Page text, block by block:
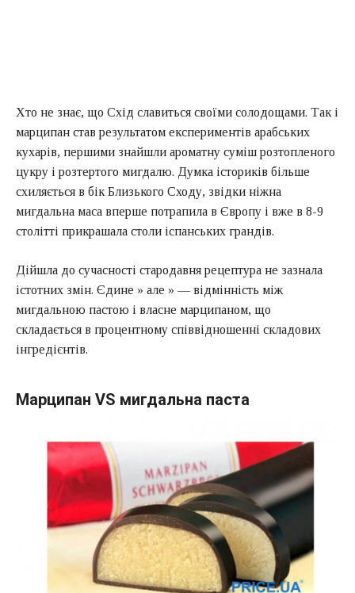
Хто не знає, що Схід славиться своїми солодощами. Так і
марципан став результатом експериментів арабських
кухарів, першими знайшли ароматну суміш розтопленого
цукру і розтертого мигдалю. Думка істориків більше
схиляється в бік Близького Сходу, звідки ніжна
мигдальна маса вперше потрапила в Європу і вже в 8-9
столітті прикрашала столи іспанських грандів.
Дійшла до сучасності стародавня рецептура не зазнала
істотних змін. Єдине » але » — відмінність між
мигдальною пастою і власне марципаном, що
складається в процентному співвідношенні складових
інгредієнтів.
Марципан VS мигдальна паста